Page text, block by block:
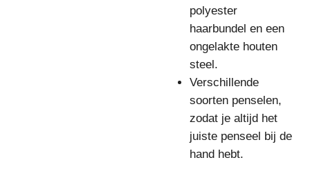
polyester
haarbundel en een
ongelakte houten
steel.
Verschillende
soorten penselen,
zodat je altijd het
juiste penseel bij de
hand hebt.